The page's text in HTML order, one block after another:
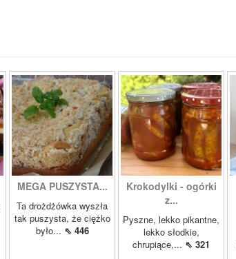
MEGA PUSZYSTA...
Ta drożdżówka wyszła
tak puszysta, że ciężko
było... ⇖ 446
Krokodylki - ogórki
z...
Pyszne, lekko pikantne,
lekko słodkie,
chrupiące,... ⇖ 321